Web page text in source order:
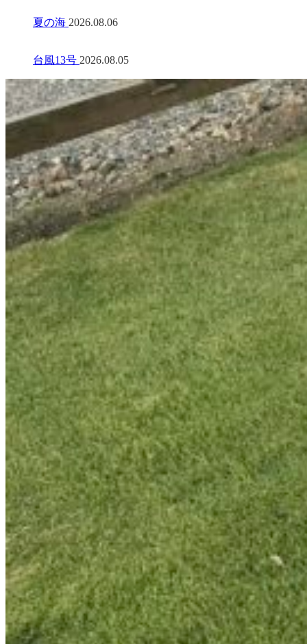
夏の海 2026.08.06
台風13号 2026.08.05